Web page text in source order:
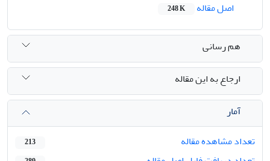
اصل مقاله
248 K
هم رسانی
ارجاع به این مقاله
آمار
تعداد مشاهده مقاله
213